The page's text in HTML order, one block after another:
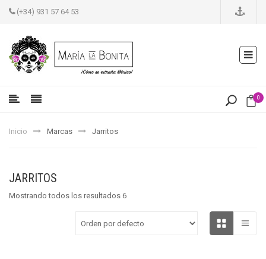
(+34) 931 57 64 53
0
Inicio Marcas Jarritos
JARRITOS
Mostrando todos los resultados 6